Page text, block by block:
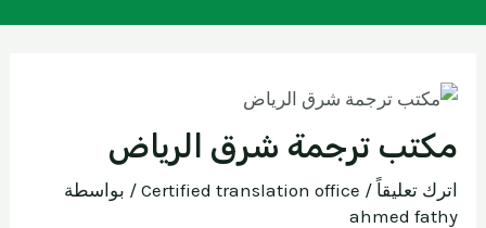
مكتب ترجمة شرق الرياض
اترك تعليقاً /
Certified translation office / بواسطة
ahmed fathy